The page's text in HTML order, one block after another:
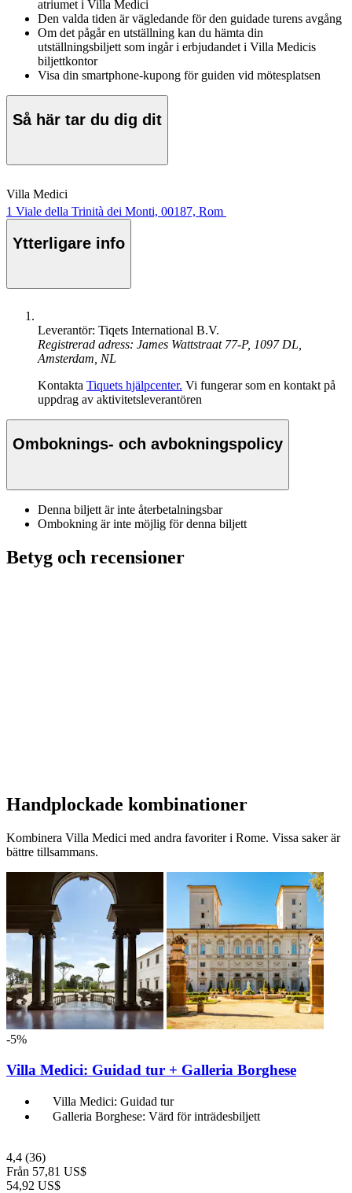
atriumet i Villa Medici
Den valda tiden är vägledande för den guidade turens avgång
Om det pågår en utställning kan du hämta din
utställningsbiljett som ingår i erbjudandet i Villa Medicis
biljettkontor
Visa din smartphone-kupong för guiden vid mötesplatsen
Så här tar du dig dit
Villa Medici
1 Viale della Trinità dei Monti, 00187, Rom
Ytterligare info
Leverantör: Tiqets International B.V.
Registrerad adress: James Wattstraat 77-P, 1097 DL,
Amsterdam, NL
Kontakta Tiquets hjälpcenter. Vi fungerar som en kontakt på
uppdrag av aktivitetsleverantören
Omboknings- och avbokningspolicy
Denna biljett är inte återbetalningsbar
Ombokning är inte möjlig för denna biljett
Betyg och recensioner
Handplockade kombinationer
Kombinera Villa Medici med andra favoriter i Rome. Vissa saker är
bättre tillsammans.
-5%
Villa Medici: Guidad tur + Galleria Borghese
Villa Medici: Guidad tur
Galleria Borghese: Värd för inträdesbiljett
4,4 (36)
Från 57,81 US$
54,92 US$